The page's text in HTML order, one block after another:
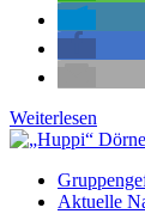
„Vie
vam
startet
Weiterlesen
Veröffentlicht
Aktuelle